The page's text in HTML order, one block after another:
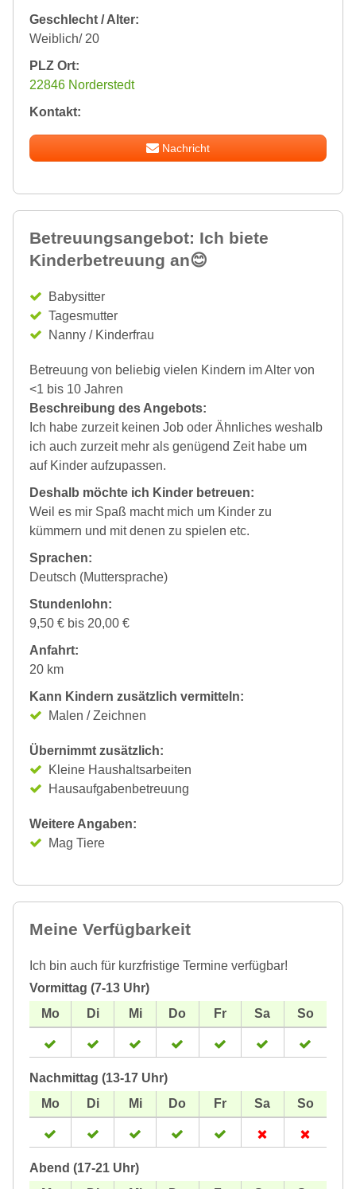
Geschlecht / Alter:
Weiblich/ 20
PLZ Ort:
22846 Norderstedt
Kontakt:
Nachricht
Betreuungsangebot: Ich biete
Kinderbetreuung an😊
Babysitter
Tagesmutter
Nanny / Kinderfrau
Betreuung von beliebig vielen Kindern im Alter von
<1 bis 10 Jahren
Beschreibung des Angebots:
Ich habe zurzeit keinen Job oder Ähnliches weshalb
ich auch zurzeit mehr als genügend Zeit habe um
auf Kinder aufzupassen.
Deshalb möchte ich Kinder betreuen:
Weil es mir Spaß macht mich um Kinder zu
kümmern und mit denen zu spielen etc.
Sprachen:
Deutsch (Muttersprache)
Stundenlohn:
9,50 € bis 20,00 €
Anfahrt:
20 km
Kann Kindern zusätzlich vermitteln:
Malen / Zeichnen
Übernimmt zusätzlich:
Kleine Haushaltsarbeiten
Hausaufgabenbetreuung
Weitere Angaben:
Mag Tiere
Meine Verfügbarkeit
Ich bin auch für kurzfristige Termine verfügbar!
Vormittag (7-13 Uhr)
Nachmittag (13-17 Uhr)
Abend (17-21 Uhr)